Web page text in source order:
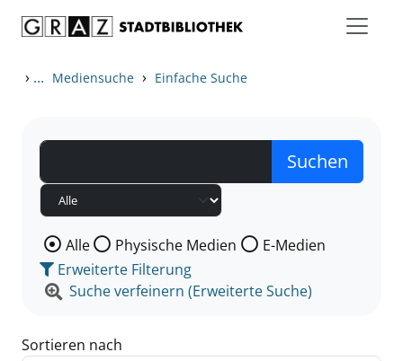
› ... Mediensuche › Einfache Suche
Wählen Sie die Medienart nach der Sie suchen wollen.
Alle Physische Medien
E-Medien
Erweiterte Filterung
Suche verfeinern (Erweiterte Suche)
Sortieren nach